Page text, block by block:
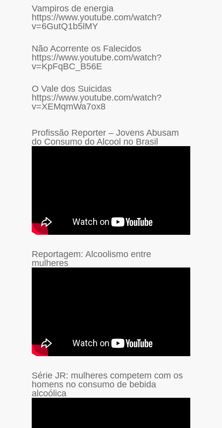
Vampiros de energia
https://www.youtube.com/watch?
v=6GutQ1b5lMY
Não Acorrente os Falecidos
https://www.youtube.com/watch?
v=KpFqBC_B56E
O Vale dos Suicidas
https://www.youtube.com/watch?
v=XEMqmWa7ox8
Profissão Reporter – Jovens Abusam
do Consumo do Alcool no Brasil
Reportagem: Alcoolismo entre
mulheres
Série JR: mulheres competem com os
homens no consumo de bebida
alcoólica